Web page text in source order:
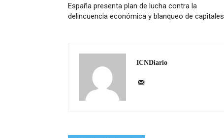
España presenta plan de lucha contra la
delincuencia económica y blanqueo de capitales
ICNDiario